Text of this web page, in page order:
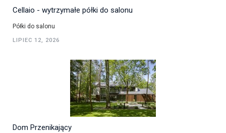
Cellaio - wytrzymałe półki do salonu
Półki do salonu
LIPIEC 12, 2026
Dom Przenikający